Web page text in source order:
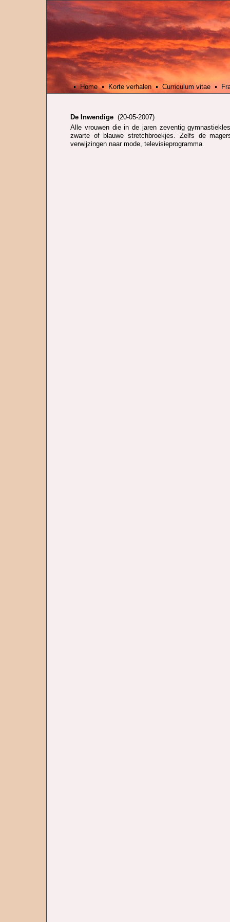
Home Korte verhalen Curriculum vitae
De Inwendige (20-05-2007)
Alle vrouwen die in de jaren zeventig
zwarte of blauwe stretchbroekjes. Zelfs de
verwijzingen naar mode, televisieprogramma